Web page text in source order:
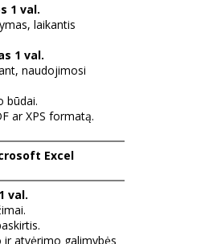
1 val.
laikantis
1 val.
naudojimosi
būdai.
ar XPS formatą.
Excel
val.
atvėrimo galimybės